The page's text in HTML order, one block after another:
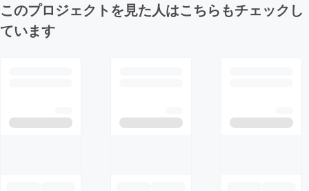
このプロジェクトを見た人はこちらもチェックし
ています